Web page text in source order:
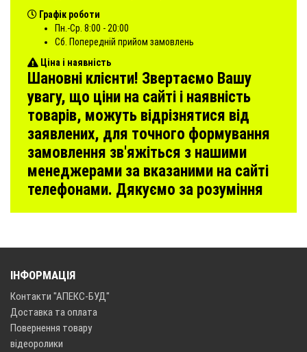
Графік роботи
Пн.-Ср. 8:00 - 20:00
Сб. Попередній прийом замовлень
Ціна і наявність
Шановні клієнти! Звертаємо Вашу
увагу, що ціни на сайті і наявність
товарів, можуть відрізнятися від
заявлених, для точного формування
замовлення зв'яжіться з нашими
менеджерами за вказаними на сайті
телефонами. Дякуємо за розуміння
ІНФОРМАЦІЯ
Контакти "АПЕКС-БУД"
Доставка та оплата
Повернення товару
відеоролики